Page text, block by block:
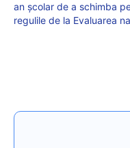
an școlar de a schimba
regulile de la Evaluarea